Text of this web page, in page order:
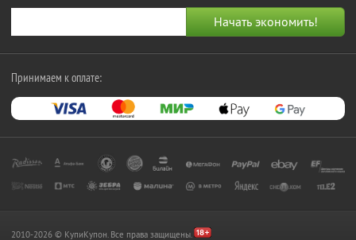
Принимаем к оплате:
2010-2026 © КупиКупон. Все права защищены.